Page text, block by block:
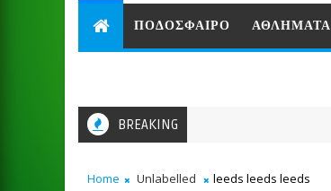
ΠΟΔΟΣΦΑΙΡΟ ΑΘΛΗΜΑΤΑ
BREAKING
Home Unlabelled leeds leeds leeds